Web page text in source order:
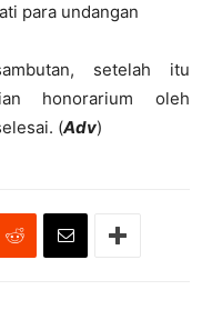
para undangan
setelah itu
honorarium oleh
(Adv)